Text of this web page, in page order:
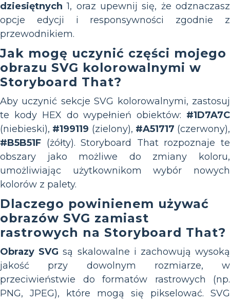
dziesiętnych 1, oraz upewnij się, że odznaczasz
opcje edycji i responsywności zgodnie z
przewodnikiem.
Jak mogę uczynić części mojego
obrazu SVG kolorowalnymi w
Storyboard That?
Aby uczynić sekcje SVG kolorowalnymi, zastosuj
te kody HEX do wypełnień obiektów: #1D7A7C
(niebieski), #199119 (zielony), #A51717 (czerwony),
#B5B51F (żółty). Storyboard That rozpoznaje te
obszary jako możliwe do zmiany koloru,
umożliwiając użytkownikom wybór nowych
kolorów z palety.
Dlaczego powinienem używać
obrazów SVG zamiast
rastrowych na Storyboard That?
Obrazy SVG są skalowalne i zachowują wysoką
jakość przy dowolnym rozmiarze, w
przeciwieństwie do formatów rastrowych (np.
PNG, JPEG), które mogą się pikselować. SVG